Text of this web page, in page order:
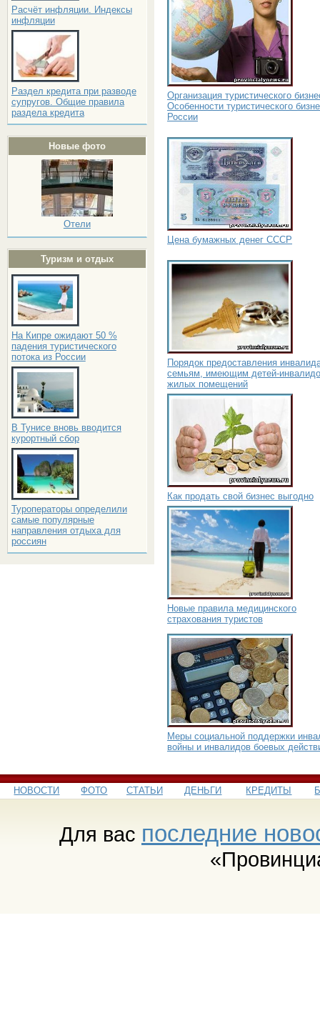
Расчёт инфляции. Индексы
инфляции
Раздел кредита при разводе
супругов. Общие правила
раздела кредита
Новые фото
Отели
Туризм и отдых
На Кипре ожидают 50 %
падения туристического
потока из России
В Тунисе вновь вводится
курортный сбор
Туроператоры определили
самые популярные
направления отдыха для
россиян
Организация туристического
Особенности туристического
России
Цена бумажных денег СССР
Порядок предоставления
семьям, имеющим детей-
жилых помещений
Как продать свой бизнес выгодно
Новые правила медицинского
страхования туристов
Меры социальной поддержки
войны и инвалидов боевых
НОВОСТИ ФОТО СТАТЬИ ДЕНЬГИ КРЕДИТЫ
Для вас последние